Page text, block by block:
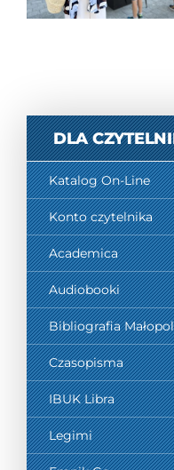
DLA
Katalog On-Line
Konto czytelnika
Academica
Audiobooki
Bibliografia
Czasopisma
IBUK Libra
Legimi